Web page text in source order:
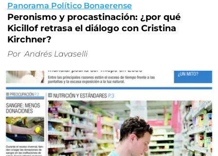
Panorama Político Bonaerense
Peronismo y procastinación: ¿por qué
Kicillof retrasa el diálogo con Cristina
Kirchner?
Por Andrés Lavaselli